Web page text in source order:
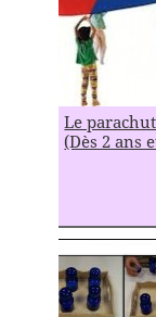
Le
(Dès 2 ans